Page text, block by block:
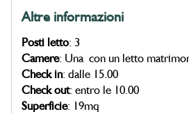
Altre informazioni
Posti letto: 3
Camere: Una con un letto
Check in: dalle 15.00
Check out: entro le 10.00
Superficie: 19mq